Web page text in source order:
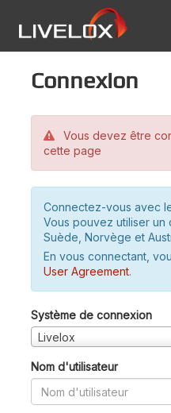
Connexion
Vous devez être
cette page
Connectez-vous avec
Vous pouvez utiliser
Suède, Norvège et
En vous connectant,
User Agreement.
Système de connexion
Livelox
Nom d'utilisateur